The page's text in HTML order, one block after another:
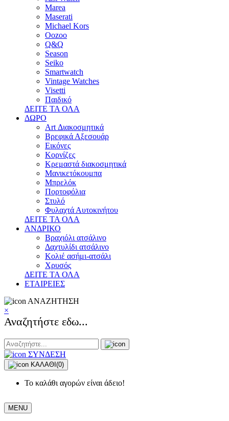
Marea
Maserati
Michael Kors
Oozoo
Q&Q
Season
Seiko
Smartwatch
Vintage Watches
Visetti
Παιδικό
ΔΕΙΤΕ ΤΑ ΟΛΑ
ΔΩΡΟ
Art Διακοσμητικά
Βρεφικά Αξεσουάρ
Εικόνες
Κορνίζες
Κρεμαστά διακοσμητικά
Μανικετόκουμπα
Μπρελόκ
Πορτοφόλια
Στυλό
Φυλαχτά Αυτοκινήτου
ΔΕΙΤΕ ΤΑ ΟΛΑ
ΑΝΔΡΙΚΟ
Βραχιόλι ατσάλινο
Δαχτυλίδι ατσάλινο
Κολιέ ασήμι-ατσάλι
Χρυσός
ΔΕΙΤΕ ΤΑ ΟΛΑ
ΕΤΑΙΡΕΙΕΣ
ΑΝΑΖΗΤΗΣΗ
×
Αναζητήστε εδω...
ΣΥΝΔΕΣΗ
ΚΑΛΑΘΙ (0)
Το καλάθι αγορών είναι άδειο!
MENU